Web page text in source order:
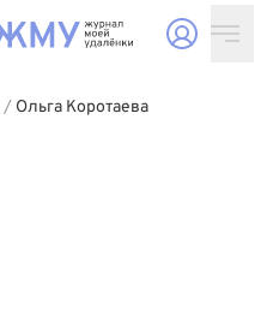
/ Ольга Коротаева